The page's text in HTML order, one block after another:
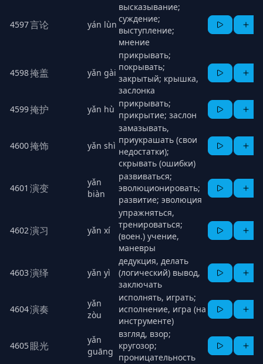
4597言论 yán lùn
высказывание;
суждение;
выступление;
мнение
4598掩盖 yǎn gài
прикрывать;
покрывать;
закрытый; крышка,
заслонка
4599掩护 yǎn hù
прикрывать;
прикрытие; заслон
4600掩饰 yǎn shì
замазывать,
приукрашать (свои
недостатки);
скрывать (ошибки)
4601 演变
yǎn
biàn
развиваться;
эволюционировать;
развитие; эволюция
4602演习 yǎn xí
упражняться,
тренироваться;
(воен.) учение,
маневры
4603演绎 yǎn yì
дедукция, делать
(логический) вывод,
заключать
4604演奏
yǎn
zòu
исполнять, играть;
исполнение, игра (на
инструменте)
4605眼光
yǎn
guāng
взгляд, взор;
кругозор;
проницательность